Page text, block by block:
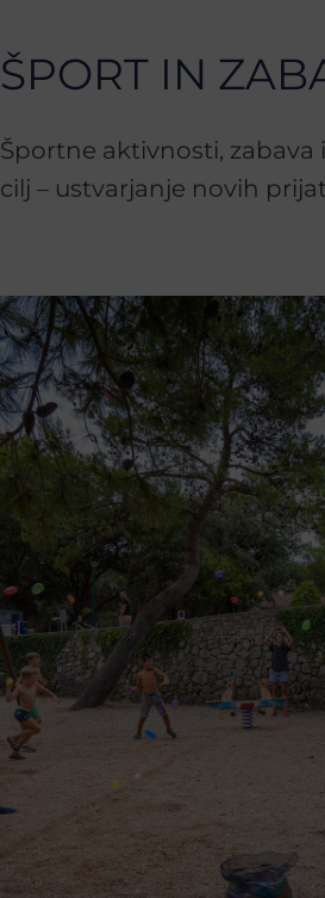
ŠPORT IN
Športne aktivnosti,
cilj – ustvarjanje novih